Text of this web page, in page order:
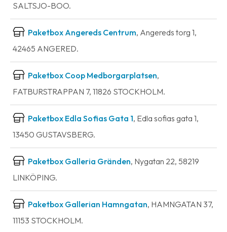
SALTSJO-BOO.
Paketbox Angereds Centrum, Angereds torg 1,
42465 ANGERED.
Paketbox Coop Medborgarplatsen,
FATBURSTRAPPAN 7, 11826 STOCKHOLM.
Paketbox Edla Sofias Gata 1, Edla sofias gata 1,
13450 GUSTAVSBERG.
Paketbox Galleria Gränden, Nygatan 22, 58219
LINKÖPING.
Paketbox Gallerian Hamngatan, HAMNGATAN 37,
11153 STOCKHOLM.